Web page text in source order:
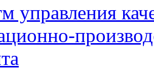
управления